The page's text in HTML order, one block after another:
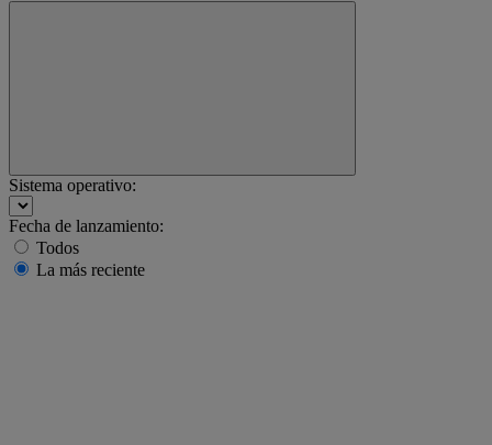
Sistema operativo:
Fecha de lanzamiento:
Todos
La más reciente